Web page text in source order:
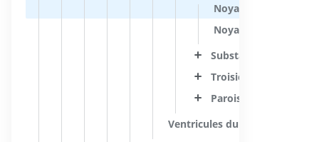
Noyau interstitiel
Noyau éliptique
Substance blanche
Troisième ventricule
Parois du troisième
Ventricules du cerveau